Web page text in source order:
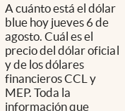
A cuánto está el dólar
blue hoy jueves 6 de
agosto. Cuál es el
precio del dólar oficial
y de los dólares
financieros CCL y
MEP. Toda la
información que